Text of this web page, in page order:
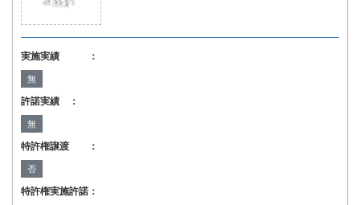
実施実績 ：
無
許諾実績 ：
無
特許権譲渡 ：
否
特許権実施許諾：